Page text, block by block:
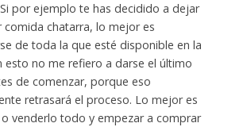
por ejemplo te has decidido a dejar
comida chatarra, lo mejor es
de toda la que esté disponible en la
esto no me refiero a darse el último
de comenzar, porque eso
retrasará el proceso. Lo mejor es
venderlo todo y empezar a comprar